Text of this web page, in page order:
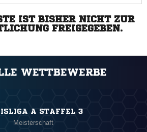
IST BISHER NICHT ZUR
FREIGEGEBEN.
WETTBEWERBE
A STAFFEL 3
Meisterschaft